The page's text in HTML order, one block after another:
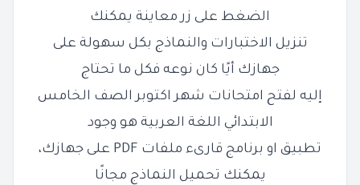
الضغط على زر معاينة يمكنك
تنزيل الاختبارات والنماذج بكل سهولة على
جهازك أيًا كان نوعه فكل ما تحتاج
إليه لفتح امتحانات شهر اكتوبر الصف الخامس
الابتدائي اللغة العربية هو وجود
تطبيق او برنامج قارىء ملفات PDF على جهازك،
يمكنك تحميل النماذج مجانًا